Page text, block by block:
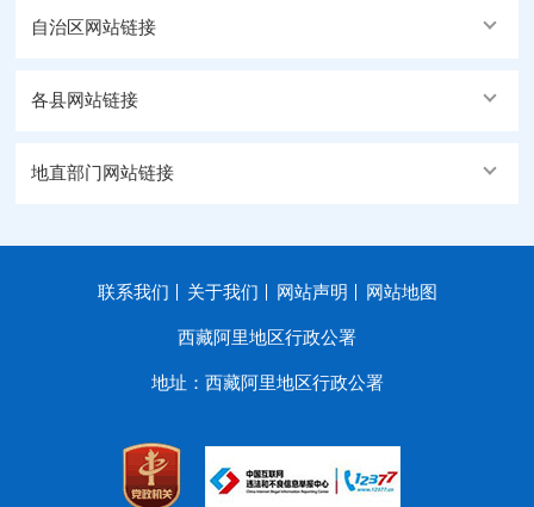
自治区网站链接
各县网站链接
地直部门网站链接
联系我们 关于我们 网站声明 网站地图
西藏阿里地区行政公署
地址：西藏阿里地区行政公署